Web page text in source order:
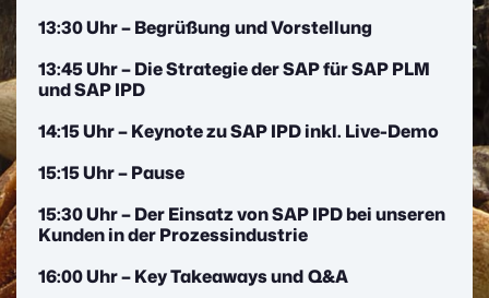
13:30 Uhr – Begrüßung und Vorstellung
13:45 Uhr – Die Strategie der SAP für SAP PLM
und SAP IPD
14:15 Uhr – Keynote zu SAP IPD inkl. Live-Demo
15:15 Uhr – Pause
15:30 Uhr – Der Einsatz von SAP IPD bei unseren
Kunden in der Prozessindustrie
16:00 Uhr – Key Takeaways undQ&A